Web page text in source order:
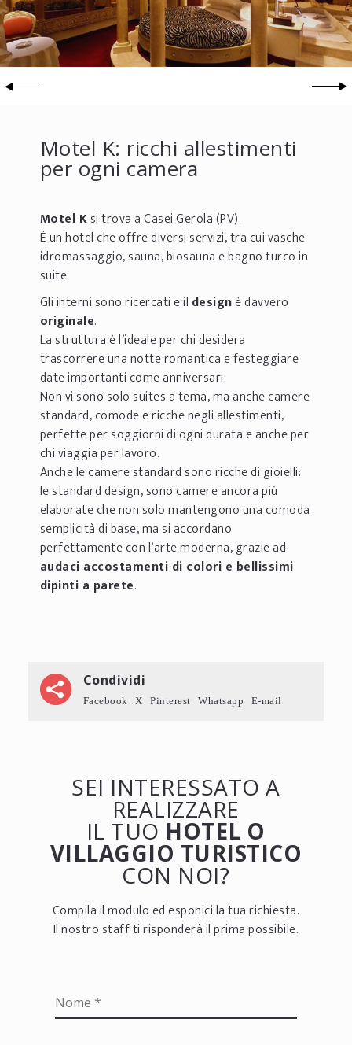
Motel K: ricchi allestimenti
per ogni camera
Motel Ksi trova a Casei Gerola (PV).
È un hotel che offre diversi servizi, tra cui vasche
idromassaggio, sauna, biosauna e bagno turco in
suite.
Gli interni sono ricercati e il designè davvero
originale.
La struttura è l’ideale per chi desidera
trascorrere una notte romantica e festeggiare
date importanti come anniversari.
Non vi sono solo suites a tema, ma anche camere
standard, comode e ricche negli allestimenti,
perfette per soggiorni di ogni durata e anche per
chi viaggia per lavoro.
Anche le camere standard sono ricche di gioielli:
le standard design, sono camere ancora più
elaborate che non solo mantengono una comoda
semplicità di base, ma si accordano
perfettamente con l’arte moderna, grazie ad
audaci accostamenti di colori e bellissimi
dipinti a parete.
Condividi
Facebook X Pinterest Whatsapp E-mail
SEI INTERESSATO A
REALIZZARE
IL TUO HOTEL O
VILLAGGIO TURISTICO
CON NOI?
Compila il modulo ed esponici la tua richiesta.
Il nostro staff ti risponderà il prima possibile.